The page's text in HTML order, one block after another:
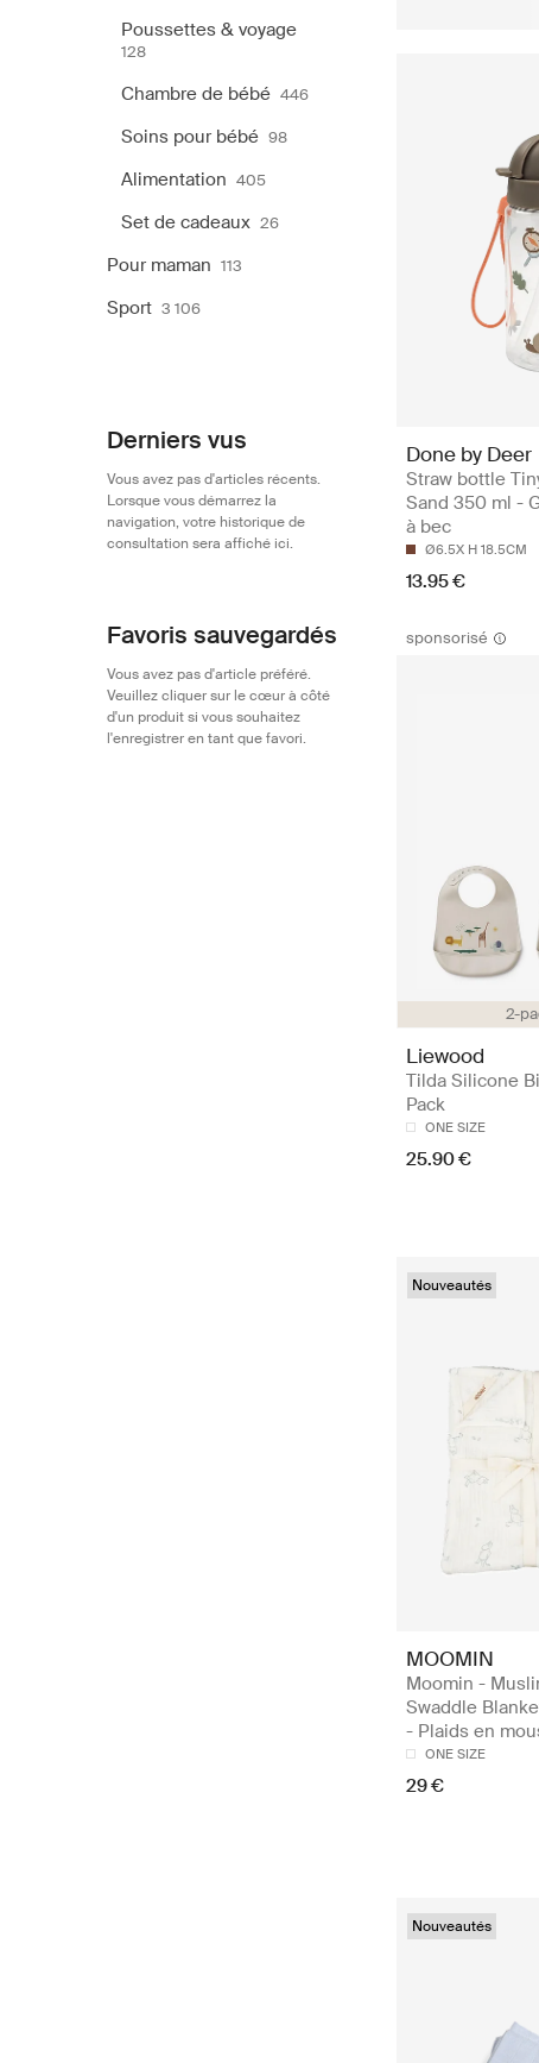
Poussettes & voyage
128
Chambre de bébé 446
Soins pour bébé 98
Alimentation 405
Set de cadeaux 26
Pour maman 113
Sport 3 106
Derniers vus
Vous avez pas d'articles récents.
Lorsque vous démarrez la
navigation, votre historique de
consultation sera affiché ici.
Favoris sauvegardés
Vous avez pas d'article préféré.
Veuillez cliquer sur le cœur à côté
d'un produit si vous souhaitez
l'enregistrer en tant que favori.
Done by Deer
Straw bottle
Sand 350 ml -
à bec
Ø6.5X H 18.5CM
13.95 €
sponsorisé
2-
Liewood
Tilda Silicone
Pack
ONE SIZE
25.90 €
Nouveautés
MOOMIN
Moomin -
Swaddle
- Plaids en
ONE SIZE
29 €
Nouveautés